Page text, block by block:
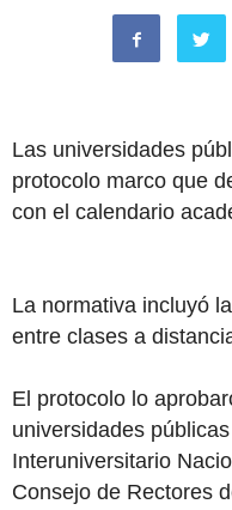
Las universidades
protocolo marco que
con el calendario
La normativa incluyó
entre clases a
El protocolo lo
universidades
Interuniversitario
Consejo de Rectores